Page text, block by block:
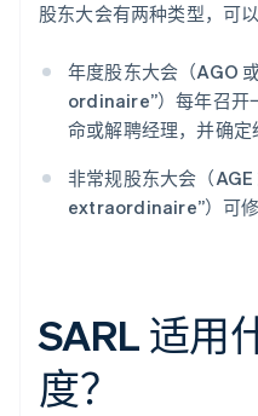
股东大会有两种类型，可
年度股东大会（AGO
ordinaire”）每年召开
命或解聘经理，并确定
非常规股东大会（
extraordinaire”）可修
SARL 适用
度？